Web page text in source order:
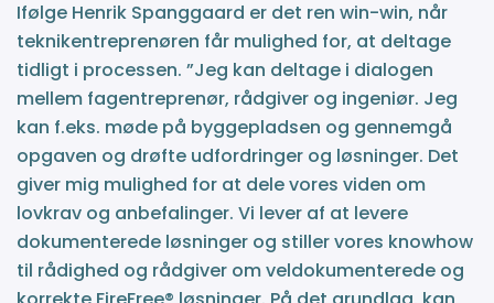
Ifølge Henrik Spanggaard er det ren win-win, når
teknikentreprenøren får mulighed for, at deltage
tidligt i processen. ”Jeg kan deltage i dialogen
mellem fagentreprenør, rådgiver og ingeniør. Jeg
kan f.eks. møde på byggepladsen og gennemgå
opgaven og drøfte udfordringer og løsninger. Det
giver mig mulighed for at dele vores viden om
lovkrav og anbefalinger. Vi lever af at levere
dokumenterede løsninger og stiller vores knowhow
til rådighed og rådgiver om veldokumenterede og